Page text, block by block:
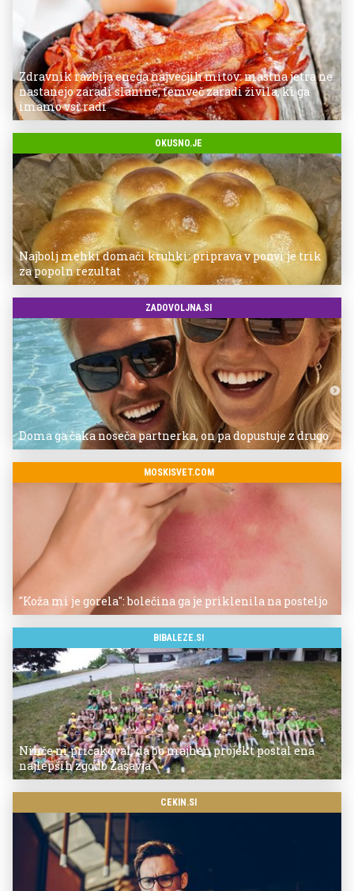
Zdravnik razbija enega največjih mitov: mastna jetra ne
nastanejo zaradi slanine, temveč zaradi živila, ki ga
imamo vsi radi
OKUSNO.JE
Najbolj mehki domači kruhki: priprava v ponvi je trik
za popoln rezultat
ZADOVOLJNA.SI
Doma ga čaka noseča partnerka, on pa dopustuje z drugo
MOSKISVET.COM
"Koža mi je gorela": bolečina ga je priklenila na posteljo
BIBALEZE.SI
Nihče ni pričakoval, da bo majhen projekt postal ena
najlepših zgodb Zasavja
CEKIN.SI